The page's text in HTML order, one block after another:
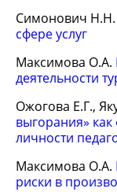
Симонович Н.Н.
сфере услуг
Максимова О.А.
деятельности
Ожогова Е.Г.,
выгорания»
личности
Максимова О.А.
риски в